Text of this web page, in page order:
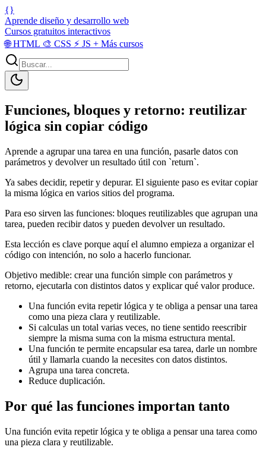
{}
Aprende diseño y desarrollo web
Cursos gratuitos interactivos
🌐HTML 🎨 CSS ⚡ JS + Más cursos
Funciones, bloques y retorno: reutilizar
lógica sin copiar código
Aprende a agrupar una tarea en una función, pasarle datos con
parámetros y devolver un resultado útil con `return`.
Ya sabes decidir, repetir y depurar. El siguiente paso es evitar copiar
la misma lógica en varios sitios del programa.
Para eso sirven las funciones: bloques reutilizables que agrupan una
tarea, pueden recibir datos y pueden devolver un resultado.
Esta lección es clave porque aquí el alumno empieza a organizar el
código con intención, no solo a hacerlo funcionar.
Objetivo medible: crear una función simple con parámetros y
retorno, ejecutarla con distintos datos y explicar qué valor produce.
Una función evita repetir lógica y te obliga a pensar una tarea
como una pieza clara y reutilizable.
Si calculas un total varias veces, no tiene sentido reescribir
siempre la misma suma con la misma estructura mental.
Una función te permite encapsular esa tarea, darle un nombre
útil y llamarla cuando la necesites con datos distintos.
Agrupa una tarea concreta.
Reduce duplicación.
Por qué las funciones importan tanto
Una función evita repetir lógica y te obliga a pensar una tarea como
una pieza clara y reutilizable.